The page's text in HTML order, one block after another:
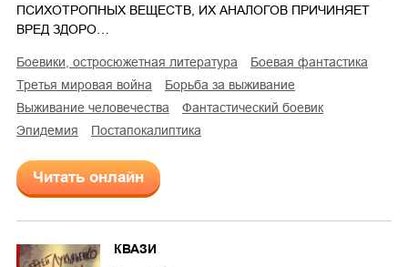
ПСИХОТРОПНЫХ ВЕЩЕСТВ, ИХ АНАЛОГОВ ПРИЧИНЯЕТ
ВРЕД ЗДОРО…
боевики, остросюжетная литература
боевая фантастика
Третья мировая война
борьба за выживание
выживание человечества
фантастический боевик
эпидемия
постапокалиптика
Читать онлайн
КВАЗИ